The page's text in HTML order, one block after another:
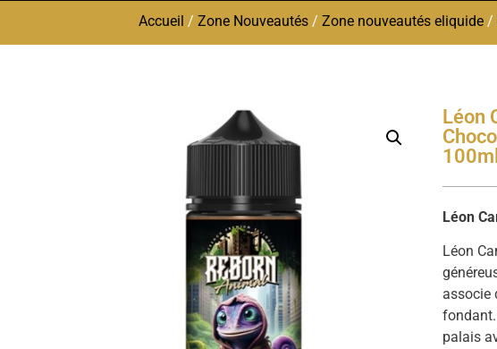
Accueil / Zone Nouveautés/ Zone nouveautés eliquide/
Léon
100ml
Léon
Léon
associe
palais